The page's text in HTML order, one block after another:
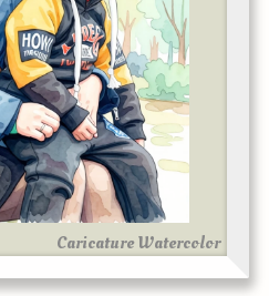
Caricature Watercolor